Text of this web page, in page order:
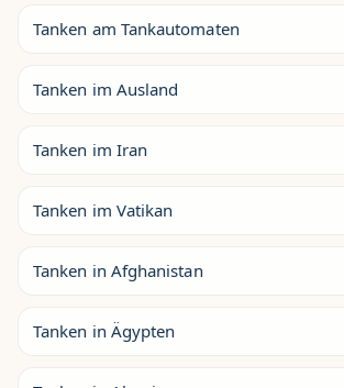
Tanken am Tankautomaten
Tanken im Ausland
Tanken im Iran
Tanken im Vatikan
Tanken in Afghanistan
Tanken in Ägypten